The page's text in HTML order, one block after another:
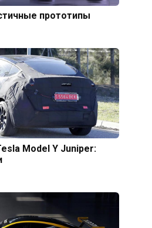
прототипы
Model Y Juniper: